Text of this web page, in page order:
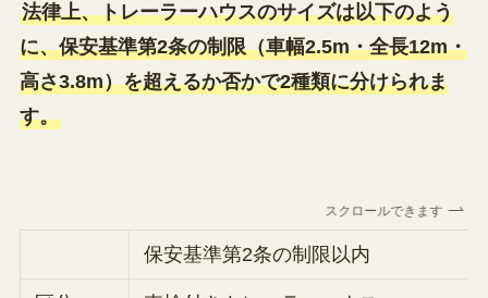
法律上、トレーラーハウスのサイズは以下のよう
に、保安基準第2条の制限（車幅2.5m・全長12m・
高さ3.8m）を超えるか否かで2種類に分けられま
す。
スクロールできます
保安基準第2条の制限以内